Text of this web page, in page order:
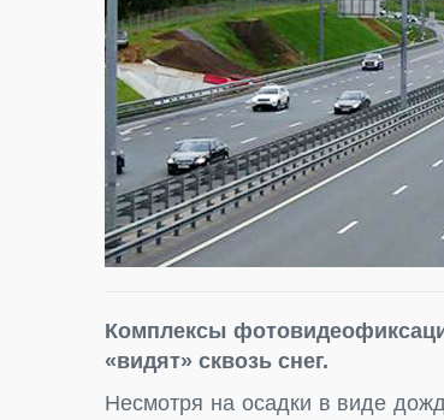
Комплексы
«видят» сквозь снег.
Несмотря на осадки в виде